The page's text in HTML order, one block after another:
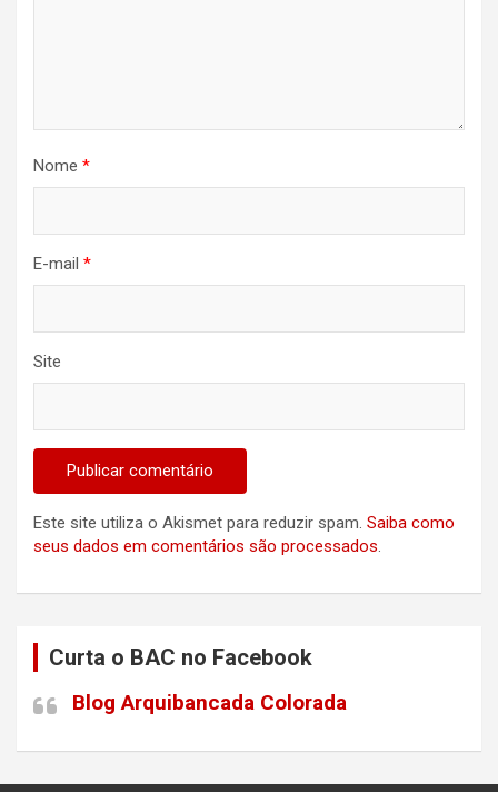
Nome *
E-mail *
Site
Este site utiliza o Akismet para reduzir spam. Saiba como
seus dados em comentários são processados.
Curta o BAC no Facebook
Blog Arquibancada Colorada